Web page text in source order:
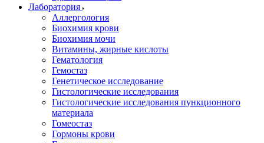
Лаборатория
Аллергология
Биохимия крови
Биохимия мочи
Витамины, жирные кислоты
Гематология
Гемостаз
Генетическое исследование
Гистологические исследования
Гистологические исследования пункционного
материала
Гомеостаз
Гормоны крови